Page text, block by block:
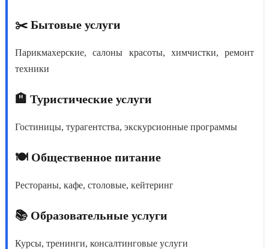
✂️ Бытовые услуги
Парикмахерские, салоны красоты, химчистки, ремонт
техники
🏨 Туристические услуги
Гостиницы, турагентства, экскурсионные программы
🍽️ Общественное питание
Рестораны, кафе, столовые, кейтеринг
📚 Образовательные услуги
Курсы, тренинги, консалтинговые услуги